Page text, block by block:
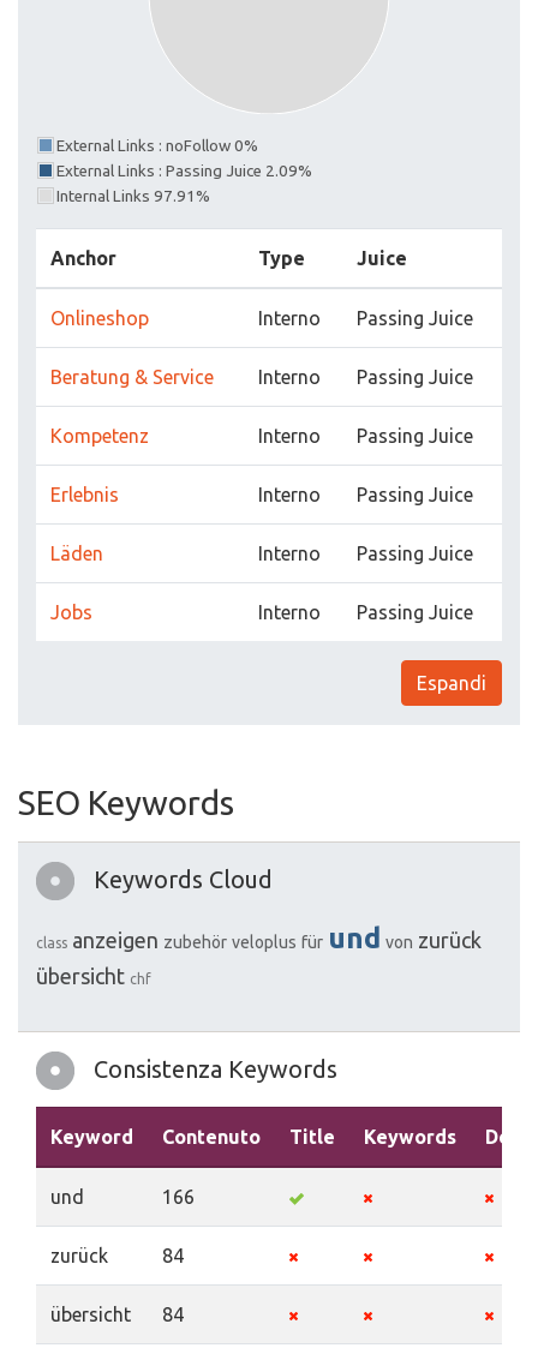
External Links : noFollow 0%
External Links : Passing Juice 2.09%
Internal Links 97.91%
Anchor Type Juice
Onlineshop Interno Passing Juice
Beratung & Service Interno Passing Juice
Kompetenz Interno Passing Juice
Erlebnis Interno Passing Juice
Läden Interno Passing Juice
Jobs Interno Passing Juice
Espandi
SEO Keywords
Keywords Cloud
class anzeigen zubehör veloplus für und von zurück
übersicht chf
Consistenza Keywords
Keyword Contenuto Title Keywords
und 166
zurück 84
übersicht 84